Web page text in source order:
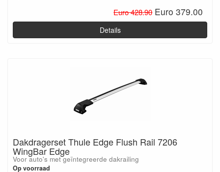
Euro 428.90 Euro 379.00
Details
Dakdragerset Thule Edge Flush Rail 7206
WingBar Edge
Voor auto's met geïntegreerde dakrailing
Op voorraad